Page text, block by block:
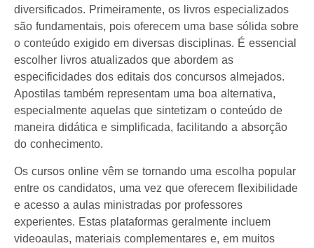
diversificados. Primeiramente, os livros especializados
são fundamentais, pois oferecem uma base sólida sobre
o conteúdo exigido em diversas disciplinas. É essencial
escolher livros atualizados que abordem as
especificidades dos editais dos concursos almejados.
Apostilas também representam uma boa alternativa,
especialmente aquelas que sintetizam o conteúdo de
maneira didática e simplificada, facilitando a absorção
do conhecimento.
Os cursos online vêm se tornando uma escolha popular
entre os candidatos, uma vez que oferecem flexibilidade
e acesso a aulas ministradas por professores
experientes. Estas plataformas geralmente incluem
videoaulas, materiais complementares e, em muitos